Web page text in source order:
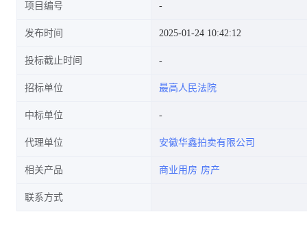
卖)的公告
项目编号
发布时间 2025-01-24 10:42:12
投标截止时间
招标单位 最高人民法院
中标单位
代理单位 安徽华鑫拍卖有限公司
相关产品 商业用房 房产
联系方式